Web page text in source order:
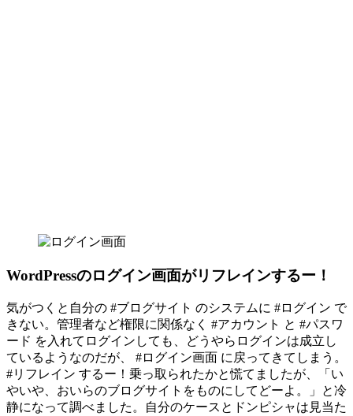
WordPressのログイン画面がリフレインするー！
気がつくと自分の #ブログサイト のシステムに #ログイン で
きない。管理者など権限に関係なく #アカウント と #パスワ
ード を入れてログインしても、どうやらログインは成立し
ているようなのだが、 #ログイン画面 に戻ってきてしまう。
#リフレイン するー！乗っ取られたかと慌てましたが、「い
やいや、おいらのブログサイトをものにしてどーよ。」と冷
静になって調べました。自分のケースとドンピシャは見当た